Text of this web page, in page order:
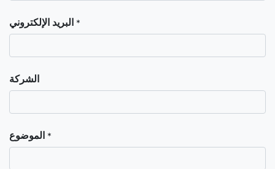
البريد الإلكتروني *
الشركة
الموضوع *